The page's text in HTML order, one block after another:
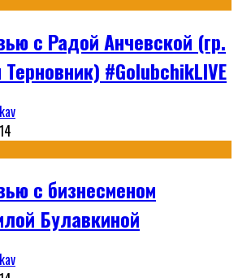
с Радой Анчевской (гр.
#GolubchikLIVE
с бизнесменом
Булавкиной